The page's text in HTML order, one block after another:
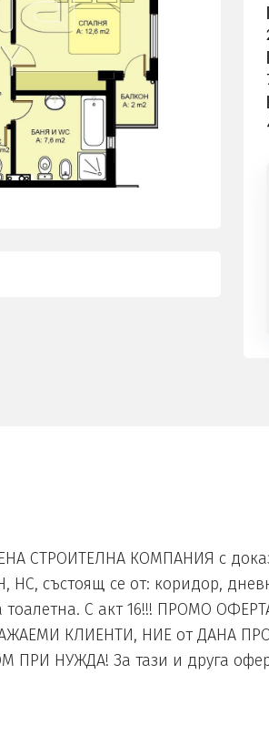
СТРОИТЕЛНА КОМПАНИЯ с
състоящ се от: коридор,
С акт 16!!! ПРОМО
КЛИЕНТИ, НИЕ от ДАНА
НУЖДА! За тази и друга